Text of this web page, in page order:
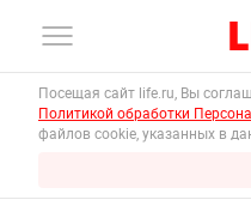
Посещая сайт life.ru, Вы
Политикой обработки
файлов cookie, указанных в